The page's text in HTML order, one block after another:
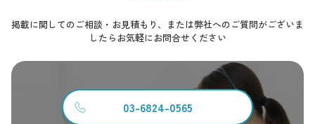
掲載に関してのご相談・お見積もり、または弊社へのご質問がございま
したらお気軽にお問合せください
03-6824-0565